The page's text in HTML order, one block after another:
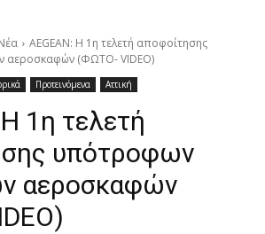
AEGEAN: Η 1η τελετή αποφοίτησης
αεροσκαφών (ΦΩΤΟ- VIDEO)
Προτεινόμενα Αττική
1η τελετή
υπότροφων
αεροσκαφών